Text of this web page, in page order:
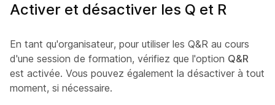
Activer et désactiver les Q et R
En tant qu'organisateur, pour utiliser les Q&R au cours
d'une session de formation, vérifiez que l'option Q&R
est activée. Vous pouvez également la désactiver à tout
moment, si nécessaire.